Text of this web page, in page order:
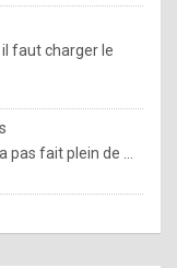
faut charger le
pas fait plein de ...